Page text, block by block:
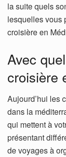
la suite quels
lesquelles vous
croisière en
Avec
croisière
Aujourd’hui les
dans la
qui mettent à
présentant
de voyages à